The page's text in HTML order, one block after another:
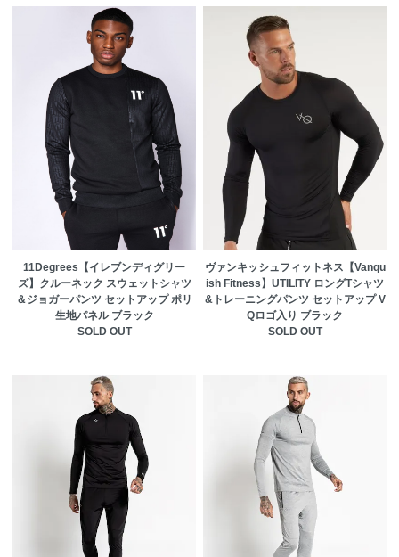
11Degrees【イレブンディグリー
ズ】クルーネック スウェットシャツ
＆ジョガーパンツ セットアップ ポリ
生地パネル ブラック
SOLD OUT
ヴァンキッシュフィットネス【Vanqu
ish Fitness】UTILITY ロングTシャツ
&トレーニングパンツ セットアップ V
Qロゴ入り ブラック
SOLD OUT